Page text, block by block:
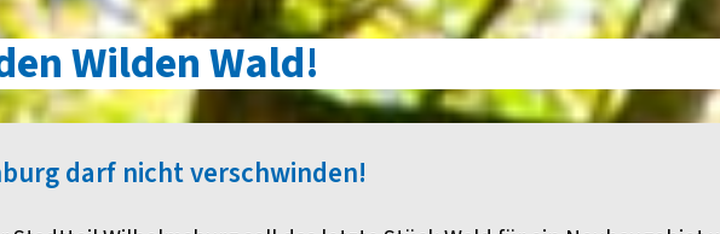
Wilden Wald!
darf nicht verschwinden!